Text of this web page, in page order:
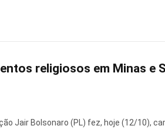
religiosos em Minas e
Jair Bolsonaro (PL) fez, hoje (12/10),